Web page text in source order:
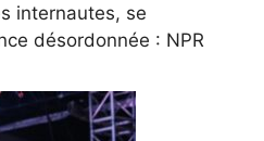
internautes, se
désordonnée : NPR